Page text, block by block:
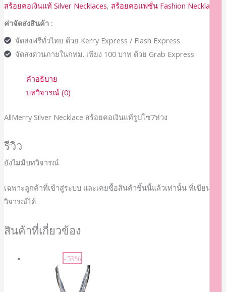
สร้อยคอเงินแท้ Silver Necklaces, สร้อยคอแฟชั่น Fashion Necklaces
ค่าจัดส่งสินค้า :
จัดส่งฟรีทั่วไทย ด้วย Kerry Express / Flash Express
จัดส่งด่วนภายในกทม. เพียง 100 บาท ด้วย Grab Express
คำอธิบาย
บทวิจารณ์ (0)
AllMerry Silver Necklace สร้อยคอเงินแท้รูปโซ่7ห่วง
รีวิว
ยังไม่มีบทวิจารณ์
เฉพาะลูกค้าที่เข้าสู่ระบบ และเคยซื้อสินค้าชิ้นนี้แล้วเท่านั้น ที่เขียนบท
วิจารณ์ได้
สินค้าที่เกี่ยวข้อง
-53%